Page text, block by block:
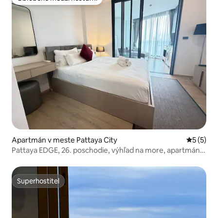
Obľúbené medzi hosťami
Apartmán v meste Pattaya City
5 (5)
Pattaya EDGE, 26. poschodie, výhľad na more, apartmán s
Superhostiteľ
Superhostiteľ